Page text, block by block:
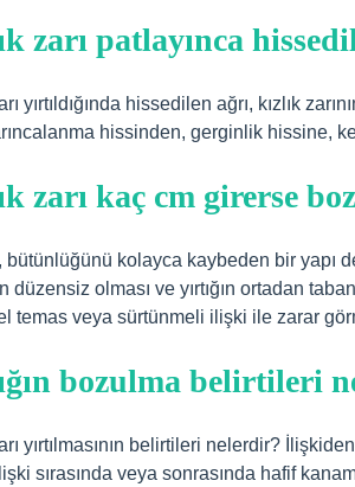
zarı patlayınca
yırtıldığında hissedilen ağrı, kızlık
hissinden, gerginlik hissine,
zarı kaç cm girerse
bütünlüğünü kolayca kaybeden bir yapı
düzensiz olması ve yırtığın ortadan
temas veya sürtünmeli ilişki ile zarar
bozulma belirtileri
yırtılmasının belirtileri nelerdir?
sırasında veya sonrasında hafif